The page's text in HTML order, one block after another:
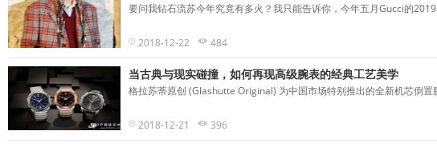
要问我钻石流苏今年究竟有多火？我只能告诉你，今年五月Gucci的
2018-12-22 484
当古典与现实碰撞，如何再现高级腕表的经典工艺美学
格拉苏蒂原创 (Glashutte Original) 为中国市场特别推出的全新机芯倒置
2018-12-21 396